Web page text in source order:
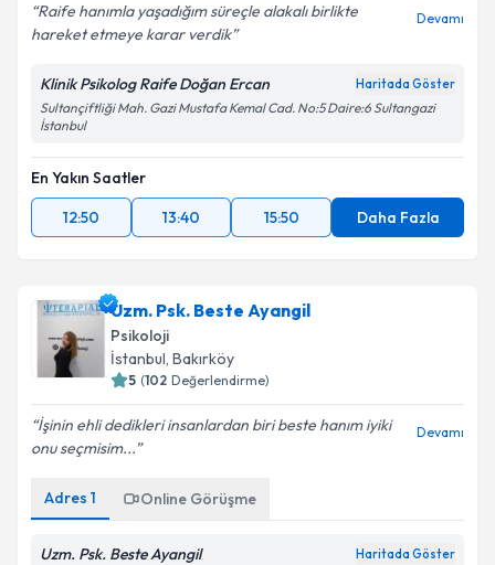
Raife hanımla yaşadığım süreçle alakalı birlikte
hareket etmeye karar verdik
Devamı
Klinik Psikolog Raife Doğan Ercan Haritada Göster
Sultançiftliği Mah. Gazi Mustafa Kemal Cad. No:5 Daire:6 Sultangazi
İstanbul
En Yakın Saatler
12:50
13:40 15:50 Daha Fazla
Uzm. Psk. Beste Ayangil
Psikoloji
İstanbul, Bakırköy
5 (102 Değerlendirme)
İşinin ehli dedikleri insanlardan biri beste hanım iyiki
onu seçmisim...
Devamı
Adres 1 Online Görüşme
Uzm. Psk. Beste Ayangil Haritada Göster